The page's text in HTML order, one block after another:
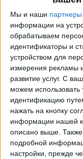
Мы и наши партнеры
информации на
обрабатываем
идентификаторы и
устройством для
измерения рекламы
развитие услуг. С
можем использовать
идентификацию
нажать на кнопку
информации нашей
описано выше.
подробной
настройки, прежде
Программа
эфире в
Вторник, 11.08.2026
01:00